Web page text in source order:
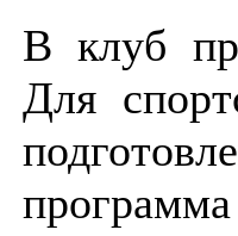
В клуб
Для